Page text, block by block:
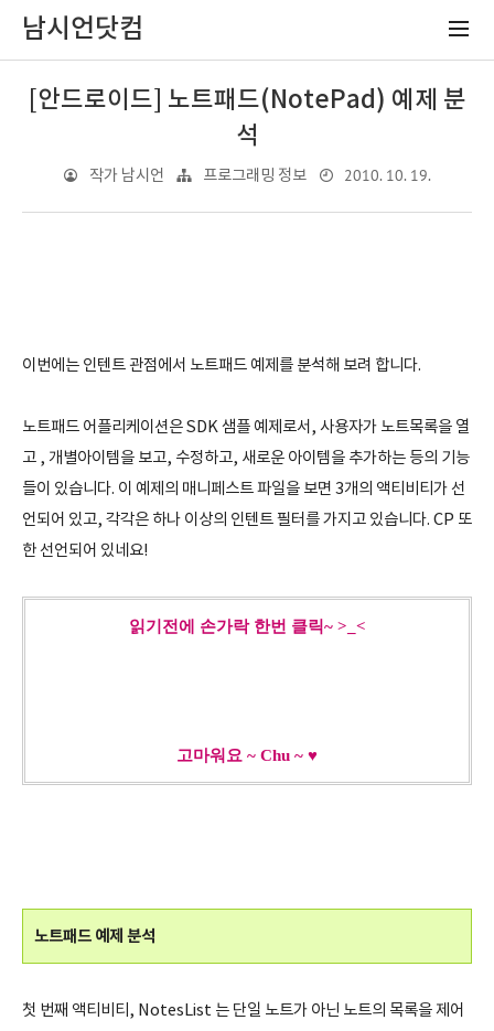
남시언닷컴
[안드로이드] 노트패드(NotePad) 예제 분
석
작가 남시언 프로그래밍 정보 2010. 10. 19.
이번에는 인텐트 관점에서 노트패드 예제를 분석해 보려 합니다.
노트패드 어플리케이션은 SDK 샘플 예제로서, 사용자가 노트목록을 열
고 , 개별아이템을 보고, 수정하고, 새로운 아이템을 추가하는 등의 기능
들이 있습니다. 이 예제의 매니페스트 파일을 보면 3개의 액티비티가 선
언되어 있고, 각각은 하나 이상의 인텐트 필터를 가지고 있습니다. CP 또
한 선언되어 있네요!
읽기전에 손가락 한번 클릭~ >_<
고마워요 ~ Chu ~ ♥
노트패드 예제 분석
첫 번째 액티비티, NotesList 는 단일 노트가 아닌 노트의 목록을 제어